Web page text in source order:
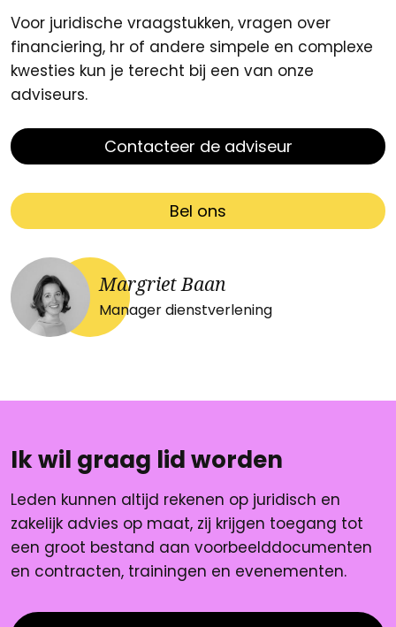
Voor juridische vraagstukken, vragen over
financiering, hr of andere simpele en complexe
kwesties kun je terecht bij een van onze
adviseurs.
Contacteer de adviseur
Bel ons
Margriet Baan
Manager dienstverlening
Ik wil graag lid worden
Leden kunnen altijd rekenen op juridisch en
zakelijk advies op maat, zij krijgen toegang tot
een groot bestand aan voorbeelddocumenten
en contracten, trainingen en evenementen.